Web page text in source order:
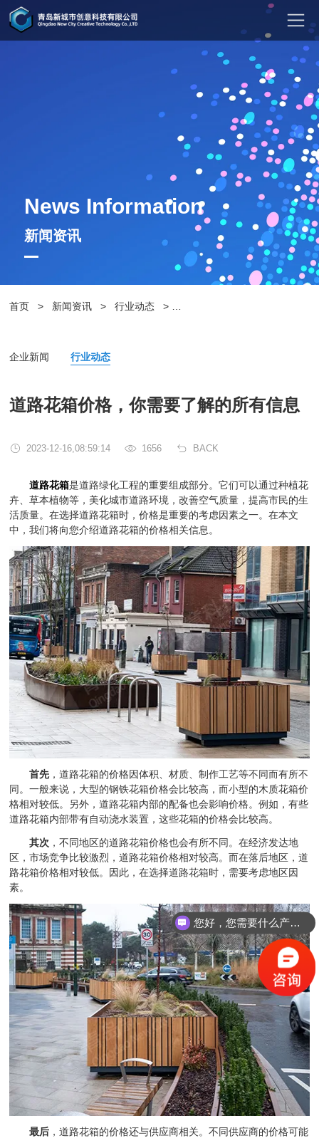
News Information
新闻资讯
首页 > 新闻资讯 > 行业动态 >
企业新闻 行业动态
道路花箱价格，你需要了解的所有信息
2023-12-16,08:59:14 1656 BACK
道路花箱是道路绿化工程的重要组成部分。它们可以通过种植花
卉、草本植物等，美化城市道路环境，改善空气质量，提高市民的生
活质量。在选择道路花箱时，价格是重要的考虑因素之一。在本文
中，我们将向您介绍道路花箱的价格相关信息。
首先，道路花箱的价格因体积、材质、制作工艺等不同而有所不
同。一般来说，大型的钢铁花箱价格会比较高，而小型的木质花箱价
格相对较低。另外，道路花箱内部的配备也会影响价格。例如，有些
道路花箱内部带有自动浇水装置，这些花箱的价格会比较高。
其次 ，不同地区的道路花箱价格也会有所不同。在经济发达地
区，市场竞争比较激烈，道路花箱价格相对较高。而在落后地区，道
路花箱价格相对较低。因此，在选择道路花箱时，需要考虑地区因
素。
最后 ，道路花箱的价格还与供应商相关。不同供应商的价格可能
您好，您需要什么产品？